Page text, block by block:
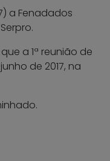
a Fenadados
a 1ª reunião de
de 2017, na